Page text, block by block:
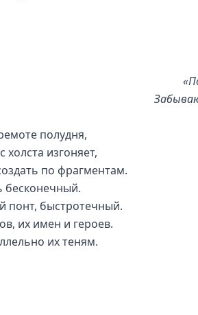
полудня,
изгоняет,
по фрагментам.
бесконечный.
понт, быстротечный.
их имен и героев.
их теням.